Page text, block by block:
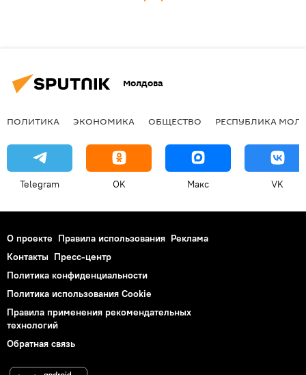
Молдова
ПОЛИТИКА ЭКОНОМИКА ОБЩЕСТВО РЕСПУБЛИКА
Telegram OK Макс VK
О проекте Правила использования Реклама
Контакты Пресс-центр
Политика конфиденциальности
Политика использования Cookie
Правила применения рекомендательных
технологий
Обратная связь